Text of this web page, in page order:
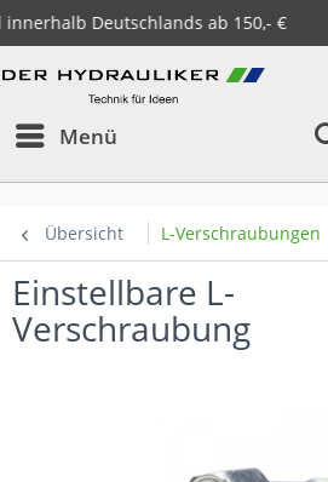
14 Tage Geld zurück
Menü
Übersicht L-
Einstellbare L-
Verschraubung